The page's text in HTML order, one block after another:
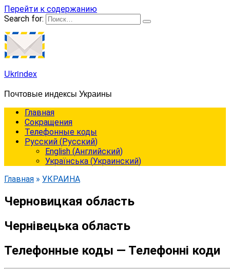
Перейти к содержанию
Search for:
Ukrindex
Почтовые индексы Украины
Главная
Сокращения
Телефонные коды
Русский (Русский)
English (Английский)
Українська (Украинский)
Главная » УКРАИНА
Черновицкая область
Чернівецька область
Телефонные коды — Телефонні коди